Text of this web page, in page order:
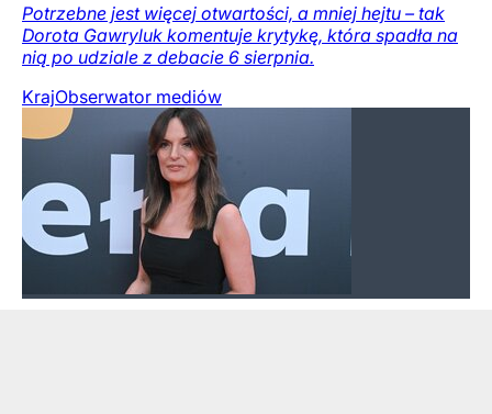
Potrzebne jest więcej otwartości, a mniej hejtu – tak
Dorota Gawryluk komentuje krytykę, która spadła na
nią po udziale z debacie 6 sierpnia.
KrajObserwator mediów